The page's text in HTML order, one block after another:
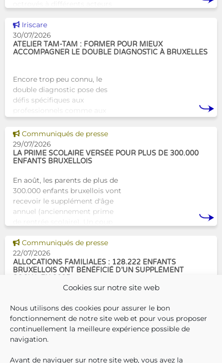
Cookies sur notre site web
Nous utilisons des cookies pour assurer le bon
fonctionnement de notre site web et pour vous proposer
continuellement la meilleure expérience possible de
navigation.
Avant de naviguer sur notre site web, vous avez la
travail au serv
Voir cette news
Iriscare
30/07/2026
ATELIER TAM-TAM : FORMER POUR MIEUX
ACCOMPAGNER LE DOUBLE DIAGNOSTIC À BRUXELLES
Encore trop peu connu, le
double diagnostic pose des
défis spécifiques aux
professionnels comme aux
Tam-Tam apporte une réponse
concrète avec une formation
dest
Voir cette news
Communiqués de presse
29/07/2026
LA PRIME SCOLAIRE VERSÉE POUR PLUS DE 300.000
ENFANTS BRUXELLOIS
En août, les parents de plus de
300.000 enfants bruxellois vont
recevoir le supplément d'âge
annuel (anciennement prime
commencer la
Voir cette news
Communiqués de presse
22/07/2026
ALLOCATIONS FAMILIALES : 128.222 ENFANTS
BRUXELLOIS ONT BÉNÉFICIÉ D’UN SUPPLÉMENT
En décembre 2025, 304.966
enfants bruxellois avaient droit
aux allocations familiales.
Parmi eux, 128.222
supplément social en plus du